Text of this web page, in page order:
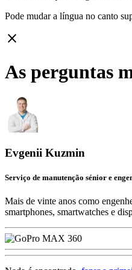
Pode mudar a língua no canto
close
As perguntas
Evgenii Kuzmin
Serviço de manutenção sénior e
Mais de vinte anos como
smartphones, smartwatches e